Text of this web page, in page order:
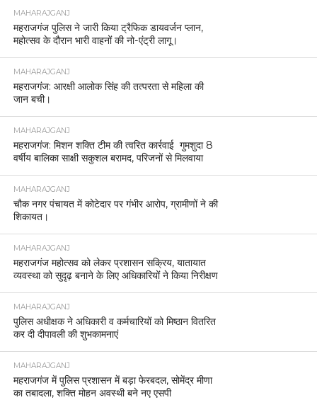
MAHARAJGANJ
महराजगंज पुलिस ने जारी किया ट्रैफिक डायवर्जन प्लान,
महोत्सव के दौरान भारी वाहनों की नो-एंट्री लागू।
MAHARAJGANJ
महराजगंज: आरक्षी आलोक सिंह की तत्परता से महिला की
जान बची।
MAHARAJGANJ
महराजगंज: मिशन शक्ति टीम की त्वरित कार्रवाई गुमशुदा 8
वर्षीय बालिका साक्षी सकुशल बरामद, परिजनों से मिलवाया
MAHARAJGANJ
चौक नगर पंचायत में कोटेदार पर गंभीर आरोप, ग्रामीणों ने की
शिकायत।
MAHARAJGANJ
महराजगंज महोत्सव को लेकर प्रशासन सक्रिय, यातायात
व्यवस्था को सुदृढ़ बनाने के लिए अधिकारियों ने किया निरीक्षण
MAHARAJGANJ
पुलिस अधीक्षक ने अधिकारी व कर्मचारियों को मिष्ठान वितरित
कर दी दीपावली की शुभकामनाएं
MAHARAJGANJ
महराजगंज में पुलिस प्रशासन में बड़ा फेरबदल, सोमेंद्र मीणा
का तबादला, शक्ति मोहन अवस्थी बने नए एसपी